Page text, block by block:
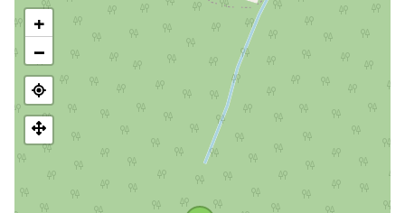
Туристично-відпочинковий комплекс "Скеля"
розташований поруч з відомими як в Україні так і далеко
за її межами Бубниськими скелями, так званими "Скелями
Довбуша". Це територія Поляницького регіонального
ландшафтного парку. Недалеко відоме місто-курорт
Моршин, святиня православ’я - Гошівський монастир з
його чудотворною іконою. Недалеко розташовані етнічно-
характерні бойківські села Бубнище, Поляниця та Труханів,
де можна ознайомитись з побутом та традиціями місцевих
жителів, відвідати місцеві храми.
+
−